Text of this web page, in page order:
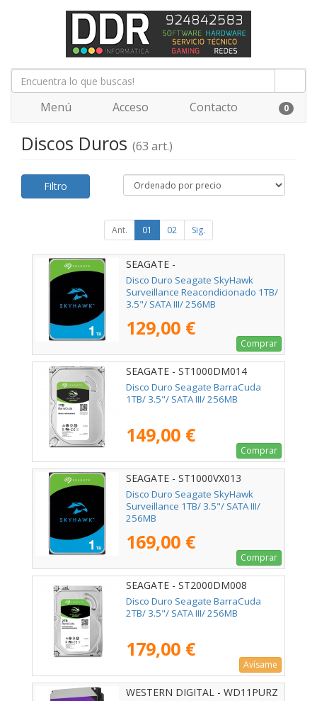
Menú Acceso Contacto 0
Discos Duros (63 art.)
Filtro
Ant. 01 02 Sig.
SEAGATE -
Disco Duro Seagate SkyHawk
Surveillance Reacondicionado 1TB/
3.5"/ SATA III/ 256MB
129,00 €
Comprar
SEAGATE - ST1000DM014
Disco Duro Seagate BarraCuda
1TB/ 3.5"/ SATA III/ 256MB
149,00 €
Comprar
SEAGATE - ST1000VX013
Disco Duro Seagate SkyHawk
Surveillance 1TB/ 3.5"/ SATA III/
256MB
169,00 €
Comprar
SEAGATE - ST2000DM008
Disco Duro Seagate BarraCuda
2TB/ 3.5"/ SATA III/ 256MB
179,00 €
Avísame
WESTERN DIGITAL - WD11PURZ